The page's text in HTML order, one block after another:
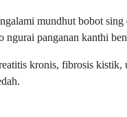
mundhut bobot
ngurai panganan kanthi
kronis, fibrosis